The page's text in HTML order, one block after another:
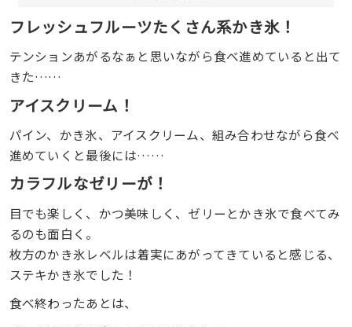
フレッシュフルーツたくさん系かき氷！
テンションあがるなぁと思いながら食べ進めていると出て
きた……
アイスクリーム！
パイン、かき氷、アイスクリーム、組み合わせながら食べ
進めていくと最後には……
カラフルなゼリーが！
目でも楽しく、かつ美味しく、ゼリーとかき氷で食べてみ
るのも面白く。
枚方のかき氷レベルは着実にあがってきていると感じる、
ステキかき氷でした！
食べ終わったあとは、